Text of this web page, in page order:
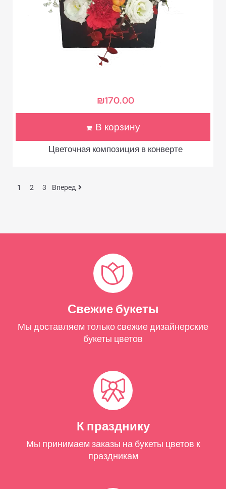
Цветочная композиция в конверте
₪170.00
В корзину
1 2 3 Вперед
Свежие букеты
Мы доставляем только свежие дизайнерские
букеты цветов
К празднику
Мы принимаем заказы на букеты цветов к
праздникам